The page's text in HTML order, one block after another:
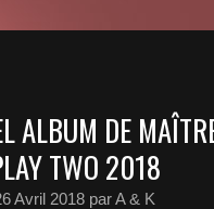
ALBUM DE
TWO 2018
Avril 2018 par A & K